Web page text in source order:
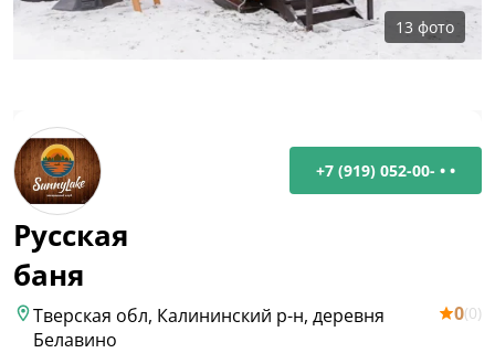
13 фото
+7 (919) 052-00- • •
Русская
баня
Тверская обл, Калининский р-н, деревня
Белавино
0(0)